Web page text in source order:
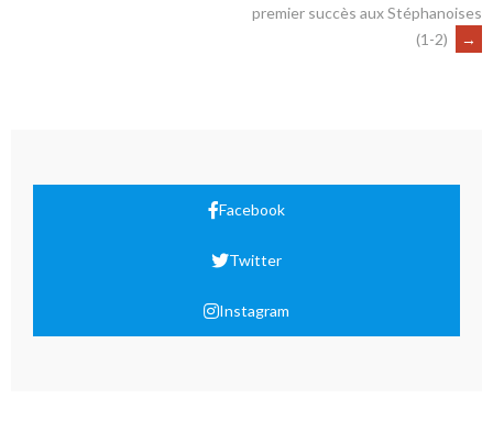
premier succès aux Stéphanoises
(1-2)
→
Facebook
Twitter
Instagram